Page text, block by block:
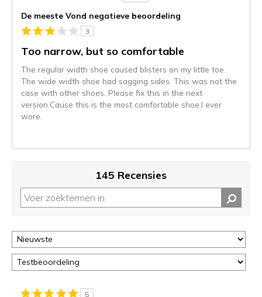
content
wordt
momenteel
gemigreerd
niejee
page_id.
kunt
status
controleren
op
page
of
door
<a
de
De meeste Vond negatieve beoordeling
3
Too narrow, but so comfortable
The regular width shoe caused blisters on my little toe.
The wide width shoe had sagging sides. This was not the
case with other shoes. Please fix this in the next
version.Cause this is the most comfortable shoe.I ever
wore.
145 Recensies
5